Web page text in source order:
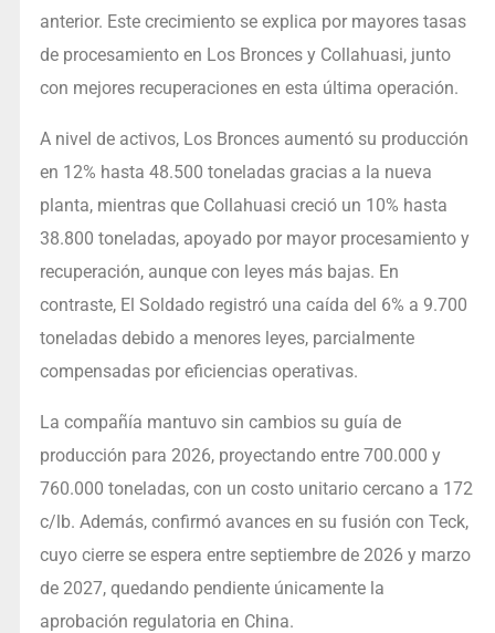
anterior. Este crecimiento se explica por mayores tasas
de procesamiento en Los Bronces y Collahuasi, junto
con mejores recuperaciones en esta última operación.
A nivel de activos, Los Bronces aumentó su producción
en 12% hasta 48.500 toneladas gracias a la nueva
planta, mientras que Collahuasi creció un 10% hasta
38.800 toneladas, apoyado por mayor procesamiento y
recuperación, aunque con leyes más bajas. En
contraste, El Soldado registró una caída del 6% a 9.700
toneladas debido a menores leyes, parcialmente
compensadas por eficiencias operativas.
La compañía mantuvo sin cambios su guía de
producción para 2026, proyectando entre 700.000 y
760.000 toneladas, con un costo unitario cercano a 172
c/lb. Además, confirmó avances en su fusión con Teck,
cuyo cierre se espera entre septiembre de 2026 y marzo
de 2027, quedando pendiente únicamente la
aprobación regulatoria en China.